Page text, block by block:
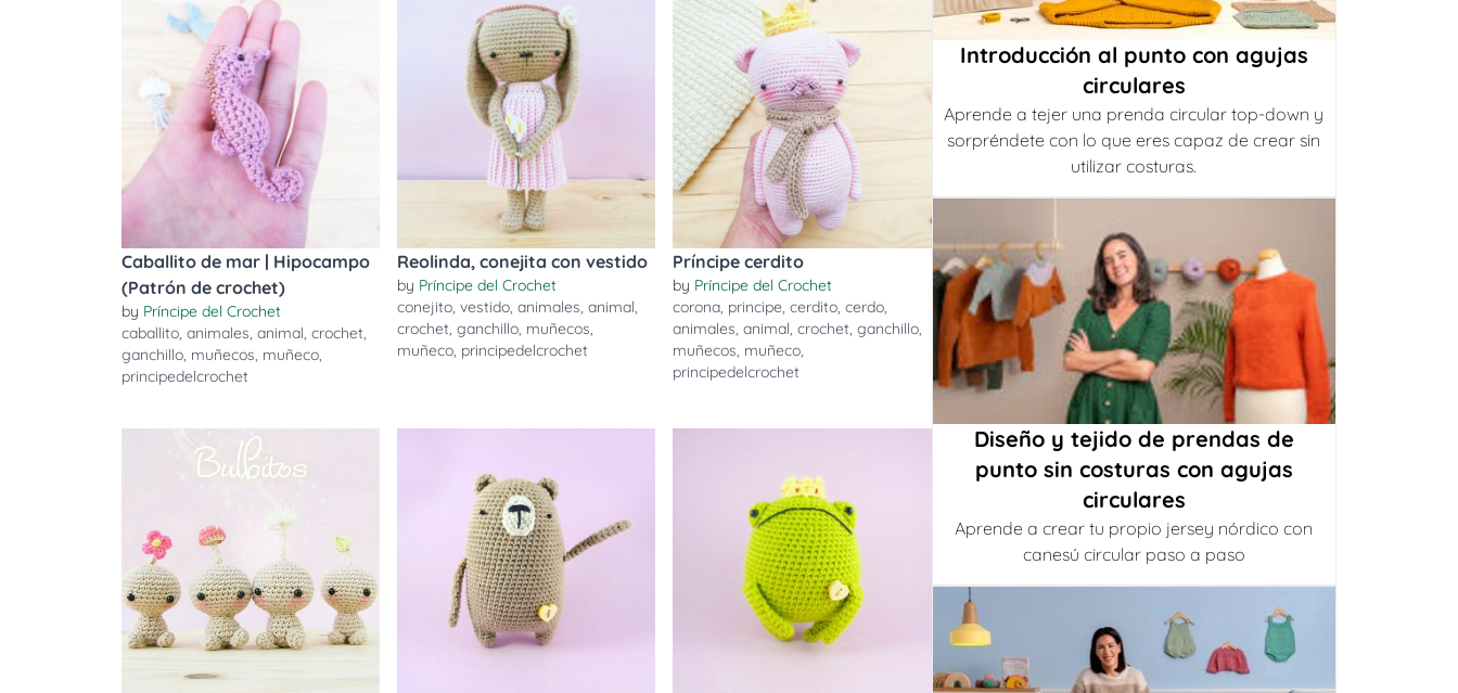
Caballito de mar | Hipocampo
(Patrón de crochet)
by Príncipe del Crochet
caballito, animales, animal, crochet,
ganchillo, muñecos, muñeco,
principedelcrochet
Reolinda, conejita con vestido
by Príncipe del Crochet
conejito,vestido,animales,animal,
crochet,ganchillo, muñecos,
muñeco, principedelcrochet
Príncipe cerdito
by Príncipe del Crochet
corona, principe,cerdito,cerdo,
animales,animal,crochet,ganchillo,
muñecos, muñeco,
principedelcrochet
Introducción al punto con agujas
circulares
Aprende a tejer una prenda circular top-down y
sorpréndete con lo que eres capaz de crear sin
utilizar costuras.
Diseño y tejido de prendas de
punto sin costuras con agujas
circulares
Aprende a crear tu propio jersey nórdico con
canesú circular paso a paso